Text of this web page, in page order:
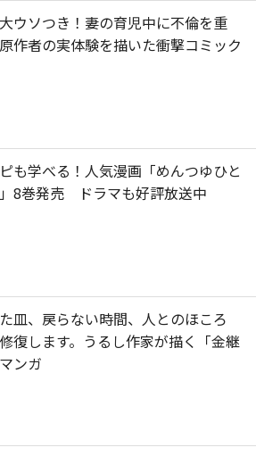
ウソつき！妻の育児中に不倫を重
作者の実体験を描いた衝撃コミック
も学べる！人気漫画「めんつゆひと
8巻発売 ドラマも好評放送中
皿、戻らない時間、人とのほころ
復します。うるし作家が描く「金継
ンガ